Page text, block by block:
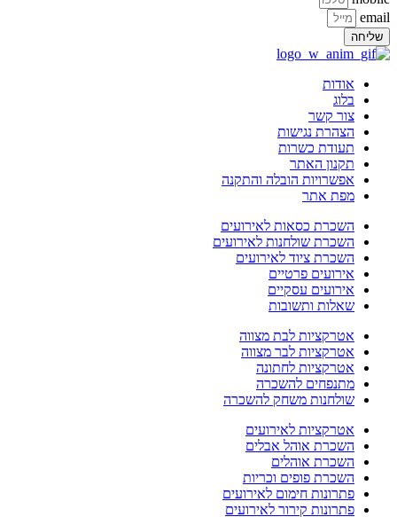
email
שליחה
אודות
בלוג
צור קשר
הצהרת נגישות
תעודת כשרות
תקנון האתר
אפשרויות הובלה והתקנה
מפת אתר
השכרת כסאות לאירועים
השכרת שולחנות לאירועים
השכרת ציוד לאירועים
אירועים פרטיים
אירועים עסקיים
שאלות ותשובות
אטרקציות לבת מצווה
אטרקציות לבר מצווה
אטרקציות לחתונה
מתנפחים להשכרה
שולחנות משחק להשכרה
אטרקציות לאירועים
השכרת אוהל אבלים
השכרת אוהלים
השכרת פופים וכריות
פתרונות חימום לאירועים
פתרונות קירור לאירועים